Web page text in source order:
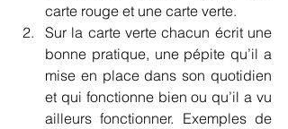
carte rouge et une carte verte.
Sur la carte verte chacun écrit une
bonne pratique, une pépite qu’il a
mise en place dans son quotidien
et qui fonctionne bien ou qu’il a vu
ailleurs fonctionner. Exemples de